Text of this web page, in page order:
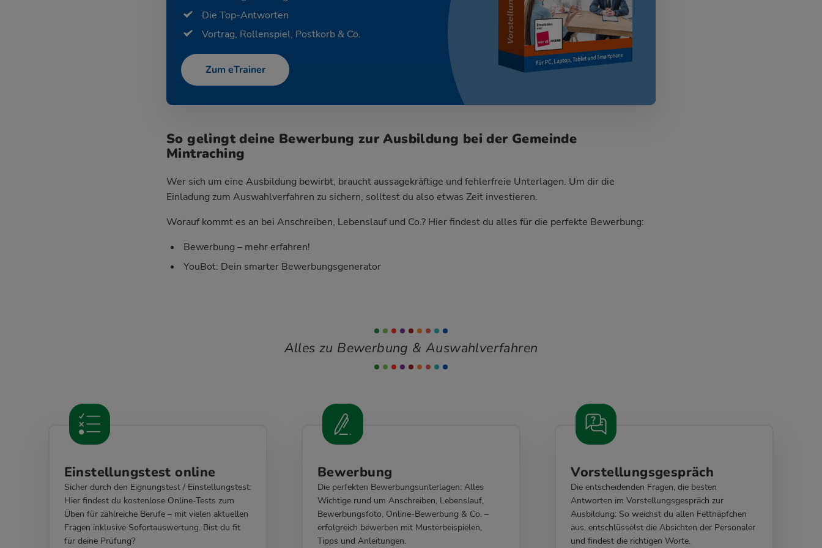
Die Top-Antworten
Vortrag, Rollenspiel, Postkorb & Co.
Zum eTrainer
So gelingt deine Bewerbung zur Ausbildung bei der Gemeinde
Mintraching
Wer sich um eine Ausbildung bewirbt, braucht aussagekräftige und fehlerfreie Unterlagen. Um dir die
Einladung zum Auswahlverfahren zu sichern, solltest du also etwas Zeit investieren.
Worauf kommt es an bei Anschreiben, Lebenslauf und Co.? Hier findest du alles für die perfekte Bewerbung:
Bewerbung – mehr erfahren!
YouBot: Dein smarter Bewerbungsgenerator
Alles zu Bewerbung & Auswahlverfahren
Einstellungstest online
Sicher durch den Eignungstest / Einstellungstest:
Hier findest du kostenlose Online-Tests zum
Üben für zahlreiche Berufe – mit vielen aktuellen
Fragen inklusive Sofortauswertung. Bist du fit
für deine Prüfung?
Bewerbung
Die perfekten Bewerbungsunterlagen: Alles
Wichtige rund um Anschreiben, Lebenslauf,
Bewerbungsfoto, Online-Bewerbung & Co. –
erfolgreich bewerben mit Musterbeispielen,
Tipps und Anleitungen.
Vorstellungsgespräch
Die entscheidenden Fragen, die besten
Antworten im Vorstellungsgespräch zur
Ausbildung: So weichst du allen Fettnäpfchen
aus, entschlüsselst die Absichten der Personaler
und findest die richtigen Worte.